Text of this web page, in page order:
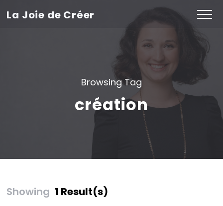
La Joie de Créer
Browsing Tag
création
Showing 1 Result(s)